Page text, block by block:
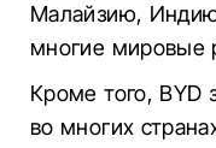
Малайзию,
многие мировые
Кроме того, BYD
во многих